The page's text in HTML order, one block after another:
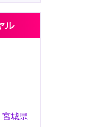
ル
宮城県